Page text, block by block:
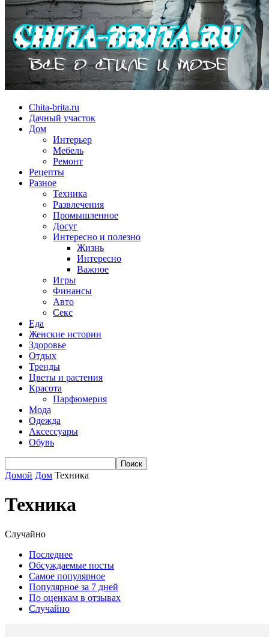
Chita-brita.ru
Дачный участок
Дом
Интерьер
Мебель
Ремонт
Рецепты
Разное
Техника
Развлечения
Промышленное
Досуг
Интересно и полезно
Жизнь
Интересно
Важное
Игры
Финансы
Авто
Секс
Еда
Женские истории
Здоровье
Отдых
Тренды
Цветы и растения
Красота
Парфюмерия
Мода
Одежда
Аксессуары
Обувь
Домой Дом Техника
Техника
Случайно
Последнее
Обсуждаемые посты
Самое популярное
Популярное за 7 дней
По оценкам в отзывах
Случайно